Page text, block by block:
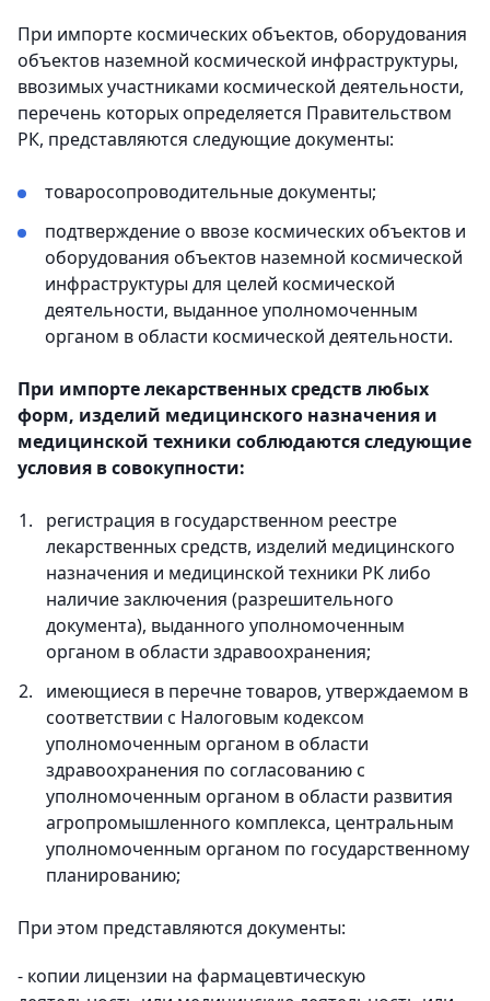
При импорте космических объектов, оборудования
объектов наземной космической инфраструктуры,
ввозимых участниками космической деятельности,
перечень которых определяется Правительством
РК, представляются следующие документы:
товаросопроводительные документы;
подтверждение о ввозе космических объектов и
оборудования объектов наземной космической
инфраструктуры для целей космической
деятельности, выданное уполномоченным
органом в области космической деятельности.
При импорте лекарственных средств любых
форм, изделий медицинского назначения и
медицинской техники соблюдаются следующие
условия в совокупности:
регистрация в государственном реестре
лекарственных средств, изделий медицинского
назначения и медицинской техники РК либо
наличие заключения (разрешительного
документа), выданного уполномоченным
органом в области здравоохранения;
имеющиеся в перечне товаров, утверждаемом в
соответствии с Налоговым кодексом
уполномоченным органом в области
здравоохранения по согласованию с
уполномоченным органом в области развития
агропромышленного комплекса, центральным
уполномоченным органом по государственному
планированию;
При этом представляются документы:
- копии лицензии на фармацевтическую